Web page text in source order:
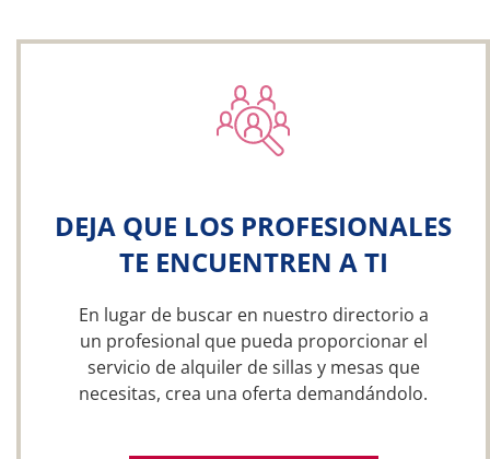
DEJA QUE LOS PROFESIONALES
TE ENCUENTREN A TI
En lugar de buscar en nuestro directorio a
un profesional que pueda proporcionar el
servicio de alquiler de sillas y mesas que
necesitas, crea una oferta demandándolo.